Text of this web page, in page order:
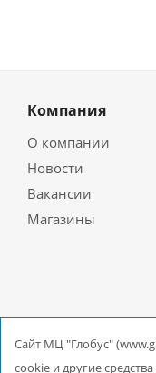
Компания
О компании
Новости
Вакансии
Магазины
Cайт МЦ "Глобус"
cookie и другие